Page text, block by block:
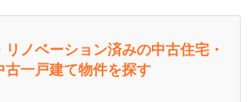
リノベーション済みの中古住宅・
古一戸建て物件を探す